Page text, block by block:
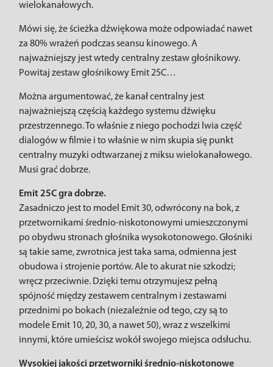
wielokanałowych.
Mówi się, że ścieżka dźwiękowa może odpowiadać nawet
za 80% wrażeń podczas seansu kinowego. A
najważniejszy jest wtedy centralny zestaw głośnikowy.
Powitaj zestaw głośnikowy Emit 25C…
Można argumentować, że kanał centralny jest
najważniejszą częścią każdego systemu dźwięku
przestrzennego. To właśnie z niego pochodzi lwia część
dialogów w filmie i to właśnie w nim skupia się punkt
centralny muzyki odtwarzanej z miksu wielokanałowego.
Musi grać dobrze.
Emit 25C gra dobrze.
Zasadniczo jest to model Emit 30, odwrócony na bok, z
przetwornikami średnio-niskotonowymi umieszczonymi
po obydwu stronach głośnika wysokotonowego. Głośniki
są takie same, zwrotnica jest taka sama, odmienna jest
obudowa i strojenie portów. Ale to akurat nie szkodzi;
wręcz przeciwnie. Dzięki temu otrzymujesz pełną
spójność między zestawem centralnym i zestawami
przednimi po bokach (niezależnie od tego, czy są to
modele Emit 10, 20, 30, a nawet 50), wraz z wszelkimi
innymi, które umieścisz wokół swojego miejsca odsłuchu.
Wysokiej jakości przetworniki średnio-niskotonowe